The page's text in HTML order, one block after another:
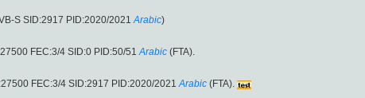
S SID:2917 PID:2020/2021 Arabic)
FEC:3/4 SID:0 PID:50/51 Arabic (FTA).
FEC:3/4 SID:2917 PID:2020/2021 Arabic (FTA).